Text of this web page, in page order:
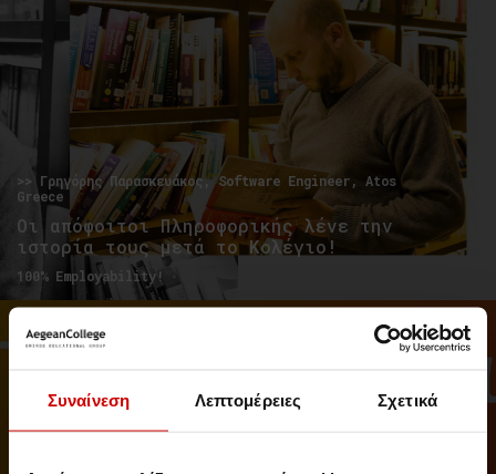
Συναίνεση Λεπτομέρειες Σχετικά
>> Γρηγόρης Παρασκευάκος, Software Engineer, Atos
Greece
Οι απόφοιτοι Πληροφορικής λένε την
ιστορία τους μετά το Κολέγιο!
100% Employability!
Events & Σεμινάρια